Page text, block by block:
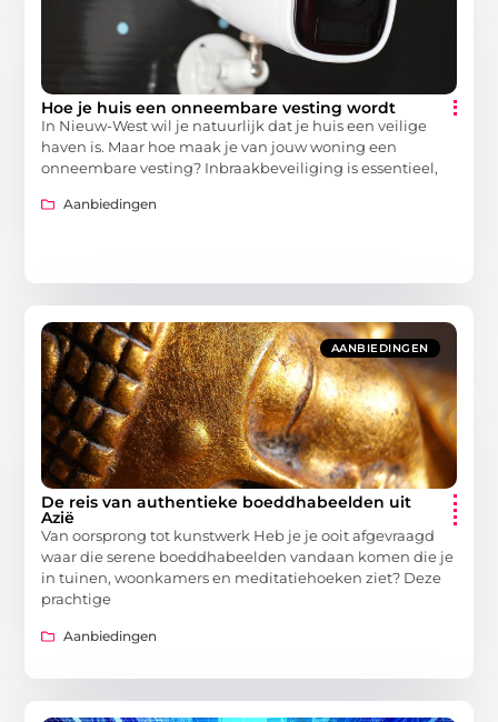
Hoe je huis een onneembare vesting wordt
In Nieuw-West wil je natuurlijk dat je huis een veilige
haven is. Maar hoe maak je van jouw woning een
onneembare vesting? Inbraakbeveiliging is essentieel,
Aanbiedingen
AANBIEDINGEN
De reis van authentieke boeddhabeelden uit
Azië
Van oorsprong tot kunstwerk Heb je je ooit afgevraagd
waar die serene boeddhabeelden vandaan komen die je
in tuinen, woonkamers en meditatiehoeken ziet? Deze
prachtige
Aanbiedingen